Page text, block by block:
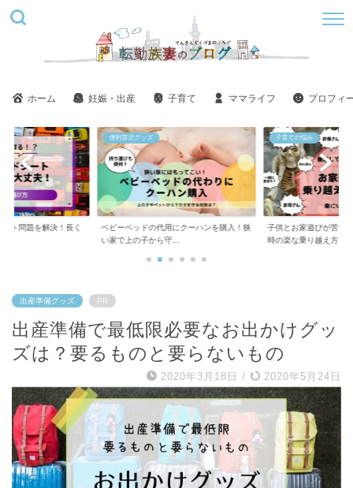
ホーム 妊娠・出産 子育て ママライフ プロフィ
にクーハンを購入！狭
子育ての悩み
子供とお家遊びが苦痛！ツラい！しんどい
時の楽な乗り越え方
美容
ステラボーテ美肌モー
い？悪い口コミばかり...
出産準備グッズ PR
出産準備で最低限必要なお出かけグッ
ズは？要るものと要らないもの
2020年3月18日 / 2020年5月24日